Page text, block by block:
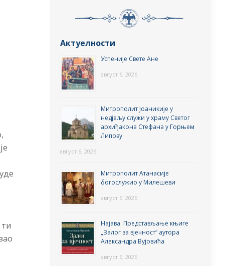
Актуелности
Успеније Свете Ане
август 6, 2026
Митрополит Јоаникије у
недјељу служи у храму Светог
архиђакона Стефана у Горњем
Липову
август 6, 2026
Митрополит Атанасије
богослужио у Милешеви
август 6, 2026
Најава: Представљање књиге
„Залог за вјечност“ аутора
Александра Вујовића
август 6, 2026